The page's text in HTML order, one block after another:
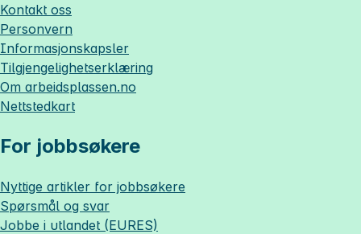
Kontakt oss
Personvern
Informasjonskapsler
Tilgjengelighetserklæring
Om arbeidsplassen.no
Nettstedkart
For jobbsøkere
Nyttige artikler for jobbsøkere
Spørsmål og svar
Jobbe i utlandet (EURES)